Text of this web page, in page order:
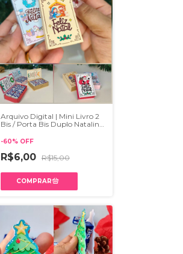
Arquivo Digital | Mini Livro 2
Bis / Porta Bis Duplo Natalino
-60% OFF
R$6,00 R$15,00